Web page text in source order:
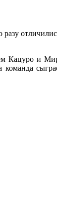
Кацуро и